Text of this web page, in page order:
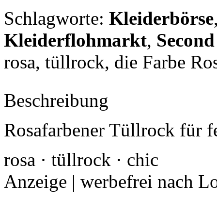
Schlagworte: Kleiderbörse
Kleiderflohmarkt,
rosa, tüllrock, die Farbe
Beschreibung
Rosafarbener Tüllrock für
rosa · tüllrock · chic
Anzeige | werbefrei nach